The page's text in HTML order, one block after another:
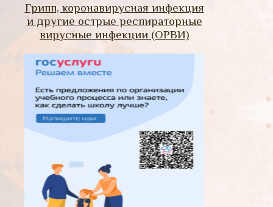
Грипп, коронавирусная инфекция
и другие острые респираторные
вирусные инфекции (ОРВИ)